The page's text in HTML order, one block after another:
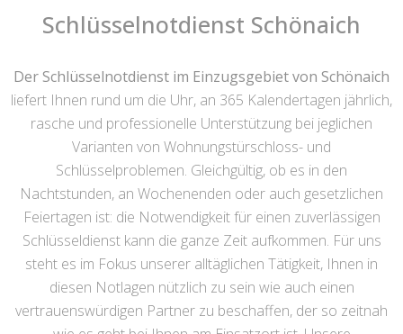
Schlüsselnotdienst Schönaich
Der Schlüsselnotdienst im Einzugsgebiet von Schönaich
liefert Ihnen rund um die Uhr, an 365 Kalendertagen jährlich,
rasche und professionelle Unterstützung bei jeglichen
Varianten von Wohnungstürschloss- und
Schlüsselproblemen. Gleichgültig, ob es in den
Nachtstunden, an Wochenenden oder auch gesetzlichen
Feiertagen ist: die Notwendigkeit für einen zuverlässigen
Schlüsseldienst kann die ganze Zeit aufkommen. Für uns
steht es im Fokus unserer alltäglichen Tätigkeit, Ihnen in
diesen Notlagen nützlich zu sein wie auch einen
vertrauenswürdigen Partner zu beschaffen, der so zeitnah